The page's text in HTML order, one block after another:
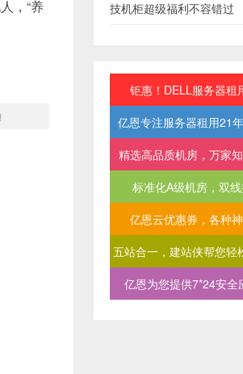
，“养
技机柜超级福利不容错过
钜惠！DELL服务器租
亿恩专注服务器租用21
精选高品质机房，万家
标准化A级机房，双
亿恩云优惠券，各种
五站合一，建站侠帮您轻
亿恩为您提供7*24安全